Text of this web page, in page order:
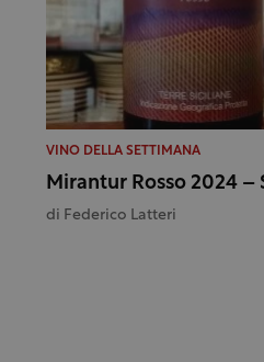
VINO DELLA SETTIMANA
Mirantur Rosso 2024 –
di Federico Latteri